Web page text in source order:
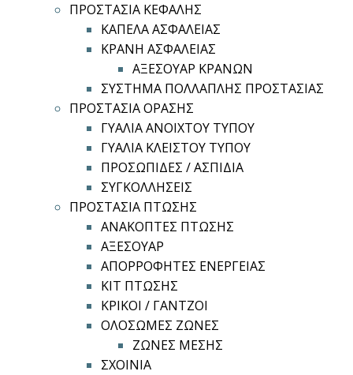
ΠΡΟΣΤΑΣΙΑ ΚΕΦΑΛΗΣ
ΚΑΠΕΛΑ ΑΣΦΑΛΕΙΑΣ
ΚΡΑΝΗ ΑΣΦΑΛΕΙΑΣ
ΑΞΕΣΟΥΑΡ ΚΡΑΝΩΝ
ΣΥΣΤΗΜΑ ΠΟΛΛΑΠΛΗΣ ΠΡΟΣΤΑΣΙΑΣ
ΠΡΟΣΤΑΣΙΑ ΟΡΑΣΗΣ
ΓΥΑΛΙΑ ΑΝΟΙΧΤΟΥ ΤΥΠΟΥ
ΓΥΑΛΙΑ ΚΛΕΙΣΤΟΥ ΤΥΠΟΥ
ΠΡΟΣΩΠΙΔΕΣ / ΑΣΠΙΔΙΑ
ΣΥΓΚΟΛΛΗΣΕΙΣ
ΠΡΟΣΤΑΣΙΑ ΠΤΩΣΗΣ
ΑΝΑΚΟΠΤΕΣ ΠΤΩΣΗΣ
ΑΞΕΣΟΥΑΡ
ΑΠΟΡΡΟΦΗΤΕΣ ΕΝΕΡΓΕΙΑΣ
ΚΙΤ ΠΤΩΣΗΣ
ΚΡΙΚΟΙ / ΓΑΝΤΖΟΙ
ΟΛΟΣΩΜΕΣ ΖΩΝΕΣ
ΖΩΝΕΣ ΜΕΣΗΣ
ΣΧΟΙΝΙΑ